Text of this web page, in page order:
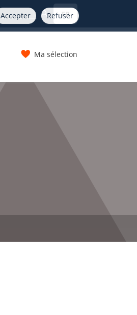
Accepter Refuser
FR
Ma sélection